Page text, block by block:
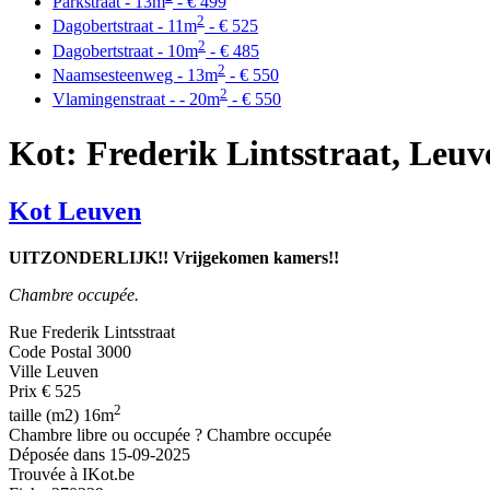
Dagobertstraat - 11m2 - € 525
Dagobertstraat - 10m2 - € 485
Naamsesteenweg - 13m2 - € 550
Vlamingenstraat - - 20m2 - € 550
Kot: Frederik Lintsstraat,
Kot Leuven
UITZONDERLIJK!! Vrijgekomen kamers!!
Chambre occupée.
Rue Frederik Lintsstraat
Code Postal 3000
Ville Leuven
Prix € 525
taille (m2) 16m2
Chambre libre ou occupée ? Chambre occupée
Déposée dans 15-09-2025
Trouvée à IKot.be